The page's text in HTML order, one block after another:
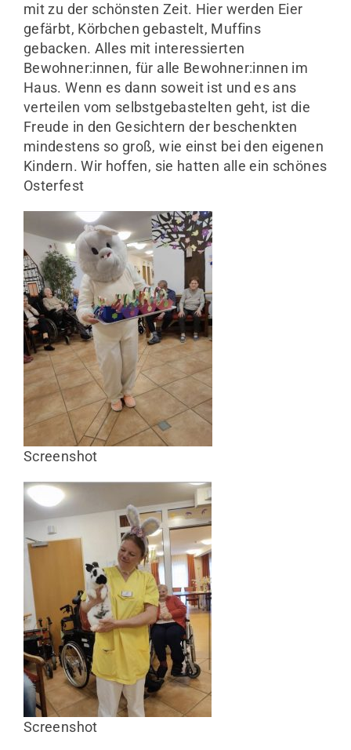
mit zu der schönsten Zeit. Hier werden Eier
gefärbt, Körbchen gebastelt, Muffins
gebacken. Alles mit interessierten
Bewohner:innen, für alle Bewohner:innen im
Haus. Wenn es dann soweit ist und es ans
verteilen vom selbstgebastelten geht, ist die
Freude in den Gesichtern der beschenkten
mindestens so groß, wie einst bei den eigenen
Kindern. Wir hoffen, sie hatten alle ein schönes
Osterfest
Screenshot
Screenshot